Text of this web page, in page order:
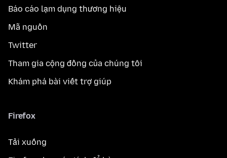
Báo cáo lạm dụng thương hiệu
Mã nguồn
Twitter
Tham gia cộng đồng của chúng tôi
Khám phá bài viết trợ giúp
Firefox
Tải xuống